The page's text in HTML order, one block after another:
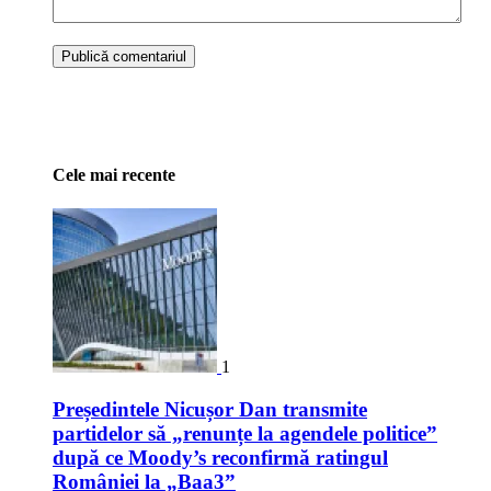
Cele mai recente
1
Președintele Nicușor Dan transmite
partidelor să „renunțe la agendele politice”
după ce Moody’s reconfirmă ratingul
României la „Baa3”